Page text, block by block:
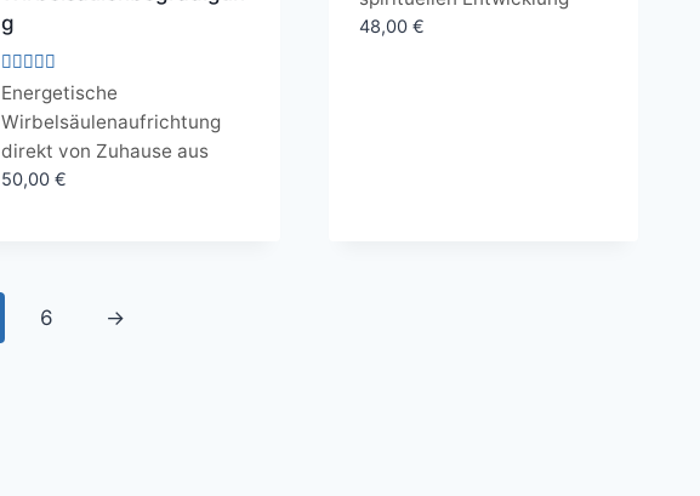
g
Bewertet
mit
5.00
von 5
Energetische
Wirbelsäulenaufrichtung
direkt von Zuhause aus
50,00 €
von 5
48,00 €
6 →